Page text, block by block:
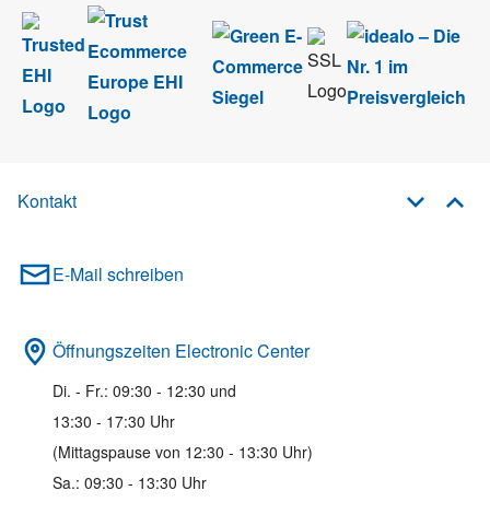
Kontakt
E-Mail schreiben
Öffnungszeiten Electronic Center
Di. - Fr.: 09:30 - 12:30 und
13:30 - 17:30 Uhr
(Mittagspause von 12:30 - 13:30 Uhr)
Sa.: 09:30 - 13:30 Uhr